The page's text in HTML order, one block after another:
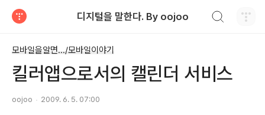
디지털을 말한다. By oojoo
모바일을알면.../모바일이야기
킬러앱으로서의 캘린더 서비스
oojoo 2009. 6. 5. 07:00